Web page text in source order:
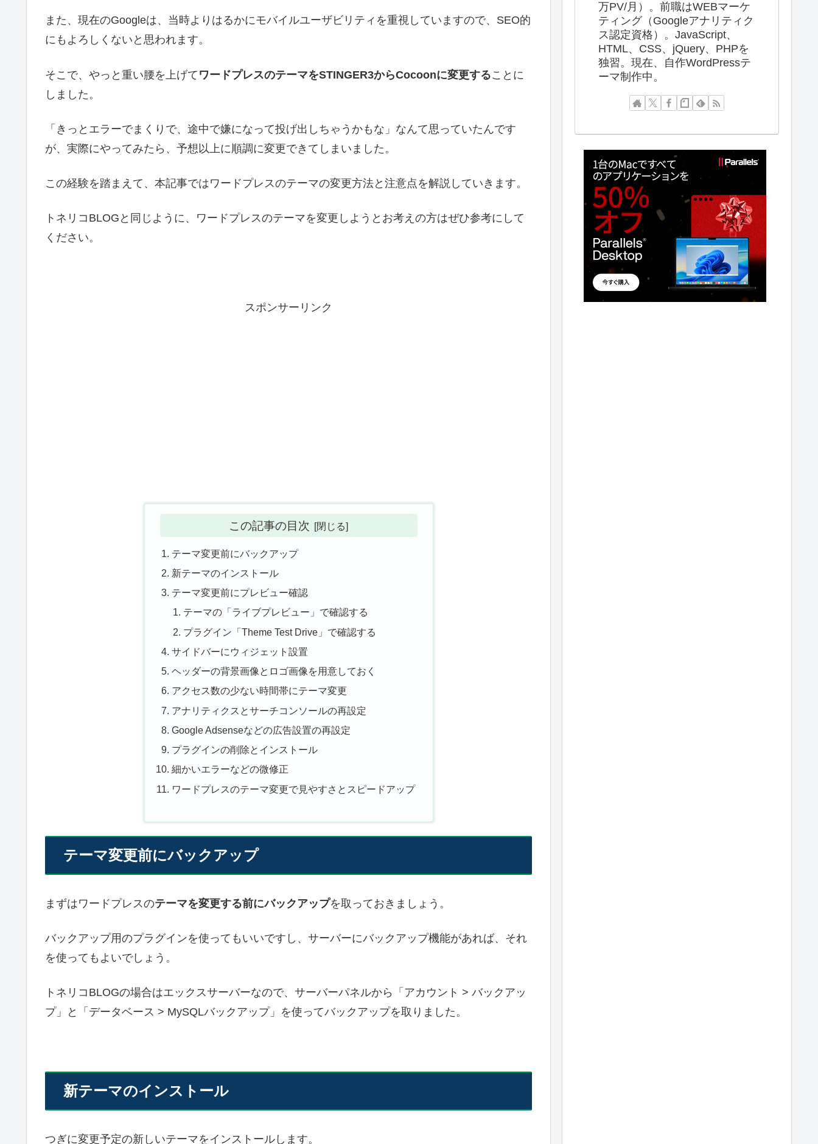
また、現在のGoogleは、当時よりはるかにモバイルユーザビリティを重視していますので、SEO的
にもよろしくないと思われます。
そこで、やっと重い腰を上げて ワードプレスのテーマをSTINGER3からCocoonに変更することに
しました。
「きっとエラーでまくりで、途中で嫌になって投げ出しちゃうかもな」なんて思っていたんです
が、実際にやってみたら、予想以上に順調に変更できてしまいました。
この経験を踏まえて、本記事ではワードプレスのテーマの変更方法と注意点を解説していきます。
トネリコBLOGと同じように、ワードプレスのテーマを変更しようとお考えの方はぜひ参考にして
ください。
スポンサーリンク
この記事の目次
テーマ変更前にバックアップ
新テーマのインストール
テーマ変更前にプレビュー確認
テーマの「ライブプレビュー」で確認する
プラグイン「Theme Test Drive」で確認する
サイドバーにウィジェット設置
ヘッダーの背景画像とロゴ画像を用意しておく
アクセス数の少ない時間帯にテーマ変更
アナリティクスとサーチコンソールの再設定
Google Adsenseなどの広告設置の再設定
プラグインの削除とインストール
細かいエラーなどの微修正
ワードプレスのテーマ変更で見やすさとスピードアップ
テーマ変更前にバックアップ
まずはワードプレスのテーマを変更する前にバックアップを取っておきましょう。
バックアップ用のプラグインを使ってもいいですし、サーバーにバックアップ機能があれば、それ
を使ってもよいでしょう。
トネリコBLOGの場合はエックスサーバーなので、サーバーパネルから「アカウント > バックアッ
プ」と「データベース > MySQLバックアップ」を使ってバックアップを取りました。
新テーマのインストール
つぎに変更予定の新しいテーマをインストールします。
万PV/月）。前職はWEBマーケ
ティング（Googleアナリティク
ス認定資格）。JavaScript、
HTML、CSS、jQuery、PHPを
独習。現在、自作WordPressテ
ーマ制作中。